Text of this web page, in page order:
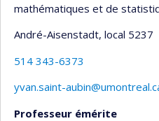
mathématiques et de
André-Aisenstadt, local 5237
514 343-6373
yvan.saint-
Professeur émérite